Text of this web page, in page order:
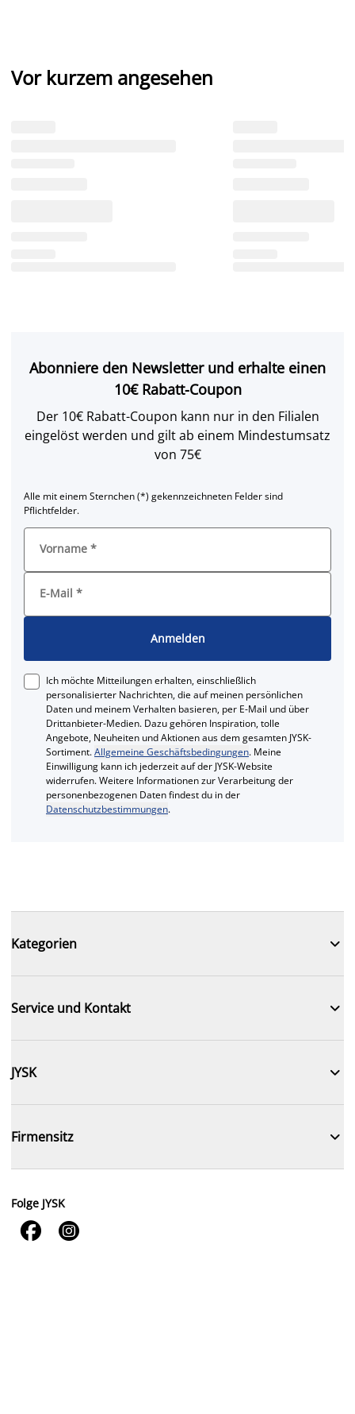
Vor kurzem angesehen
Abonniere den Newsletter und erhalte einen
10€ Rabatt-Coupon
Der 10€ Rabatt-Coupon kann nur in den Filialen
eingelöst werden und gilt ab einem Mindestumsatz
von 75€
Alle mit einem Sternchen (*) gekennzeichneten Felder sind
Pflichtfelder.
Vorname *
E-Mail *
Anmelden
Ich möchte Mitteilungen erhalten, einschließlich
personalisierter Nachrichten, die auf meinen persönlichen
Daten und meinem Verhalten basieren, per E-Mail und über
Drittanbieter-Medien. Dazu gehören Inspiration, tolle
Angebote, Neuheiten und Aktionen aus dem gesamten JYSK-
Sortiment.Allgemeine Geschäftsbedingungen. Meine
Einwilligung kann ich jederzeit auf der JYSK-Website
widerrufen. Weitere Informationen zur Verarbeitung der
personenbezogenen Daten findest du in der
Datenschutzbestimmungen.
Kategorien 
Service und Kontakt 
JYSK 
Firmensitz 
Folge JYSK
 